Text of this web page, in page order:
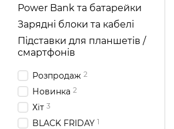
Power Bank та батарейки
Зарядні блоки та кабелі
Підставки для планшетів /
смартфонів
Розпродаж 2
Новинка 2
Хіт 3
BLACK FRIDAY 1